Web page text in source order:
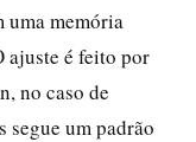
uma memória
ajuste é feito por
no caso de
segue um padrão